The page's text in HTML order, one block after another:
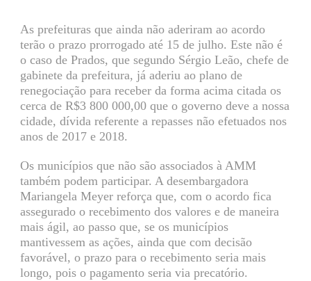
As prefeituras que ainda não aderiram ao acordo
terão o prazo prorrogado até 15 de julho. Este não é
o caso de Prados, que segundo Sérgio Leão, chefe de
gabinete da prefeitura, já aderiu ao plano de
renegociação para receber da forma acima citada os
cerca de R$3 800 000,00 que o governo deve a nossa
cidade, dívida referente a repasses não efetuados nos
anos de 2017 e 2018.
Os municípios que não são associados à AMM
também podem participar. A desembargadora
Mariangela Meyer reforça que, com o acordo fica
assegurado o recebimento dos valores e de maneira
mais ágil, ao passo que, se os municípios
mantivessem as ações, ainda que com decisão
favorável, o prazo para o recebimento seria mais
longo, pois o pagamento seria via precatório.